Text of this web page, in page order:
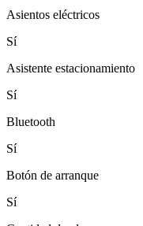
Asientos eléctricos
Sí
Asistente estacionamiento
Sí
Bluetooth
Sí
Botón de arranque
Sí